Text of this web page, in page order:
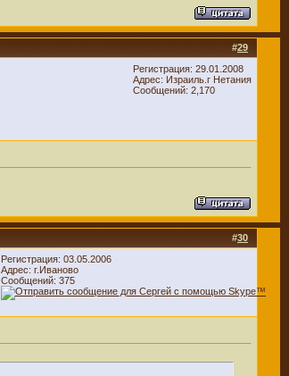
#29
Регистрация: 29.01.2008
Адрес: Израиль.г Нетания
Сообщений: 2,170
#30
Регистрация: 03.05.2006
Адрес: г.Иваново
Сообщений: 375